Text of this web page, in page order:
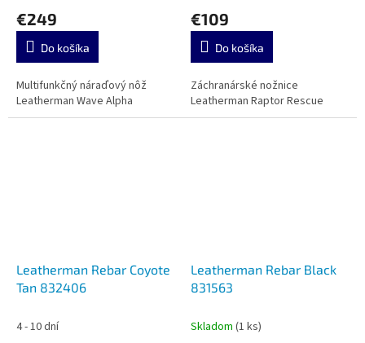
€249
Do košíka
Multifunkčný náraďový nôž
Leatherman Wave Alpha
€109
Do košíka
Záchranárské nožnice
Leatherman Raptor Rescue
Leatherman Rebar Coyote
Tan 832406
4 - 10 dní
Leatherman Rebar Black
831563
Skladom (1 ks)